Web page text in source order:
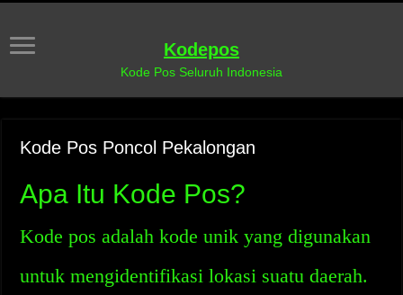
Kodepos
Kode Pos Seluruh Indonesia
Kode Pos Poncol Pekalongan
Apa Itu Kode Pos?
Kode pos adalah kode unik yang digunakan
untuk mengidentifikasi lokasi suatu daerah.